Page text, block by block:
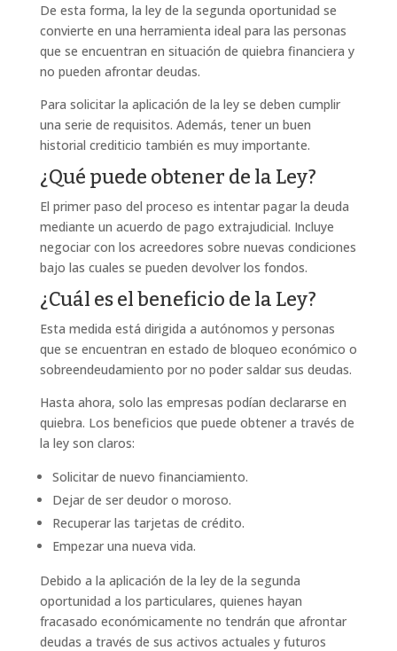
De esta forma, la ley de la segunda oportunidad se
convierte en una herramienta ideal para las personas
que se encuentran en situación de quiebra financiera y
no pueden afrontar deudas.
Para solicitar la aplicación de la ley se deben cumplir
una serie de requisitos. Además, tener un buen
historial crediticio también es muy importante.
¿Qué puede obtener de la Ley?
El primer paso del proceso es intentar pagar la deuda
mediante un acuerdo de pago extrajudicial. Incluye
negociar con los acreedores sobre nuevas condiciones
bajo las cuales se pueden devolver los fondos.
¿Cuál es el beneficio de la Ley?
Esta medida está dirigida a autónomos y personas
que se encuentran en estado de bloqueo económico o
sobreendeudamiento por no poder saldar sus deudas.
Hasta ahora, solo las empresas podían declararse en
quiebra. Los beneficios que puede obtener a través de
la ley son claros:
Solicitar de nuevo financiamiento.
Dejar de ser deudor o moroso.
Recuperar las tarjetas de crédito.
Empezar una nueva vida.
Debido a la aplicación de la ley de la segunda
oportunidad a los particulares, quienes hayan
fracasado económicamente no tendrán que afrontar
deudas a través de sus activos actuales y futuros